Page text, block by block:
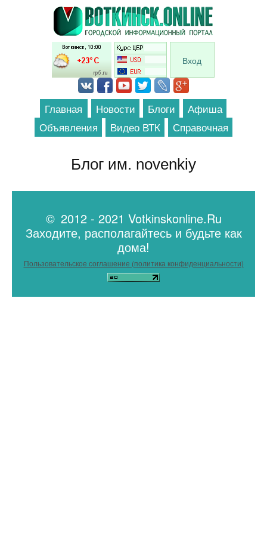
Перейти к основному содержанию
Вход
Главная Новости Блоги
Афиша
Объявления
Видео ВТК Справочная
Блог им. novenkiy
© 2012 - 2021 Votkinskonline.Ru
Заходите, располагайтесь и будьте как
дома!
Пользовательское соглашение (политика конфиденциальности)